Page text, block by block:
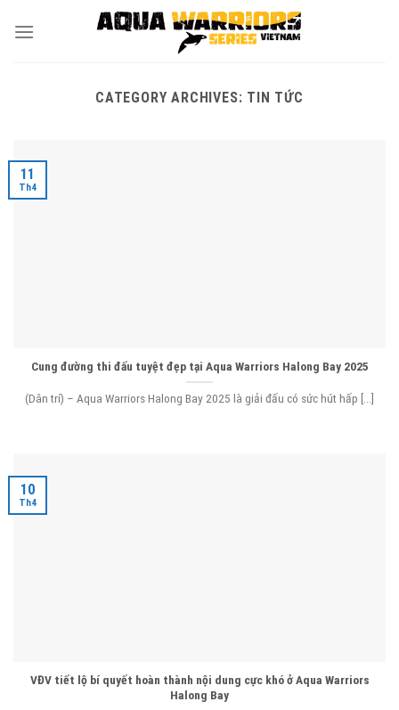
CATEGORY ARCHIVES: TIN TỨC
Cung đường thi đấu tuyệt đẹp tại Aqua Warriors Halong Bay 2025
(Dân trí) – Aqua Warriors Halong Bay 2025 là giải đấu có sức hút hấp [...]
11
Th4
VĐV tiết lộ bí quyết hoàn thành nội dung cực khó ở Aqua Warriors
Halong Bay
10
Th4